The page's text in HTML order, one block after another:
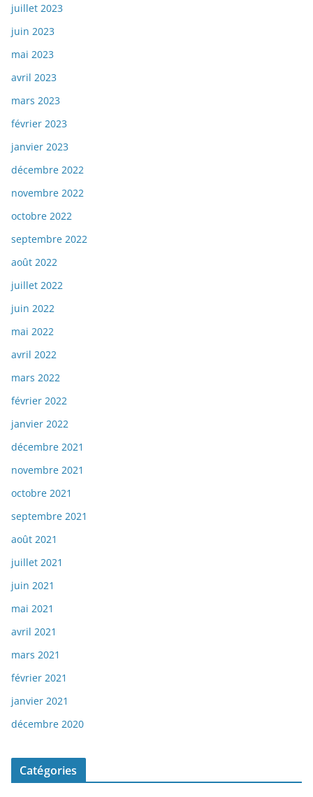
juillet 2023
juin 2023
mai 2023
avril 2023
mars 2023
février 2023
janvier 2023
décembre 2022
novembre 2022
octobre 2022
septembre 2022
août 2022
juillet 2022
juin 2022
mai 2022
avril 2022
mars 2022
février 2022
janvier 2022
décembre 2021
novembre 2021
octobre 2021
septembre 2021
août 2021
juillet 2021
juin 2021
mai 2021
avril 2021
mars 2021
février 2021
janvier 2021
décembre 2020
Catégories